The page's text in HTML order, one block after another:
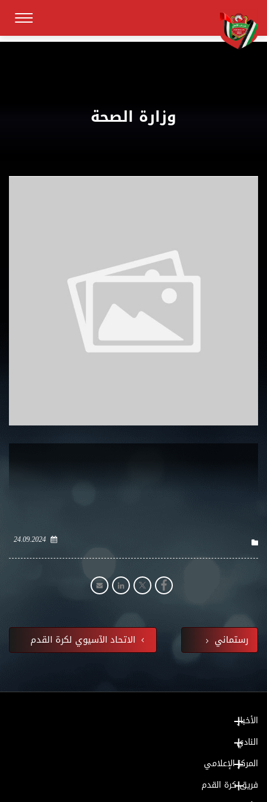
وزارة الصحة
24.09.2024
الاتحاد الآسيوي لكرة القدم رستماني
الأخبار
النادي
المركز الإعلامي
فريق كرة القدم